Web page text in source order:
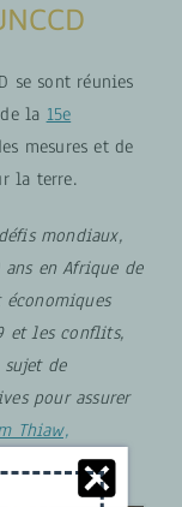
se sont réunies
la 15e
mesures et de
la terre.
mondiaux,
en Afrique de
et les conflits,
de
pour assurer
Thiaw,